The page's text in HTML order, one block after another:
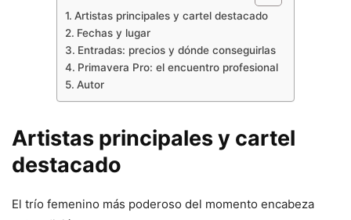
Artistas principales y cartel destacado
Fechas y lugar
Entradas: precios y dónde conseguirlas
Primavera Pro: el encuentro profesional
Autor
Artistas principales y cartel
destacado
El trío femenino más poderoso del momento encabeza